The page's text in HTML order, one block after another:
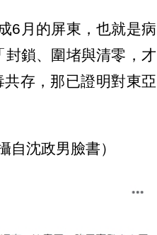
6月的屏東，也就是病
鎖、圍堵與清零，才
存，那已證明對東亞
沈政男臉書）